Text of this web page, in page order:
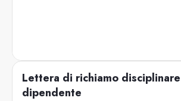
Lettera di richiamo
dipendente